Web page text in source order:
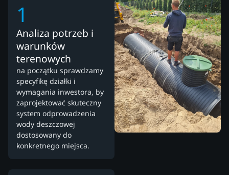
1
Analiza potrzeb i
warunków
terenowych
na początku sprawdzamy
specyfikę działki i
wymagania inwestora, by
zaprojektować skuteczny
system odprowadzenia
wody deszczowej
dostosowany do
konkretnego miejsca.